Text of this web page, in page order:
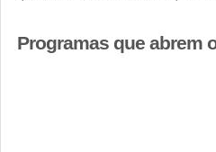
Programas que abrem